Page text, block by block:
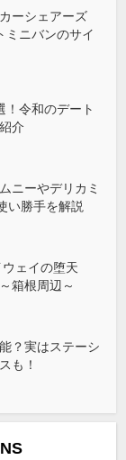
ーシェアーズ
ミニバンのサイ
！令和のデート
介
ニーやデリカミ
い勝手を解説
ェイの堕天
箱根周辺～
？実はステーシ
も！